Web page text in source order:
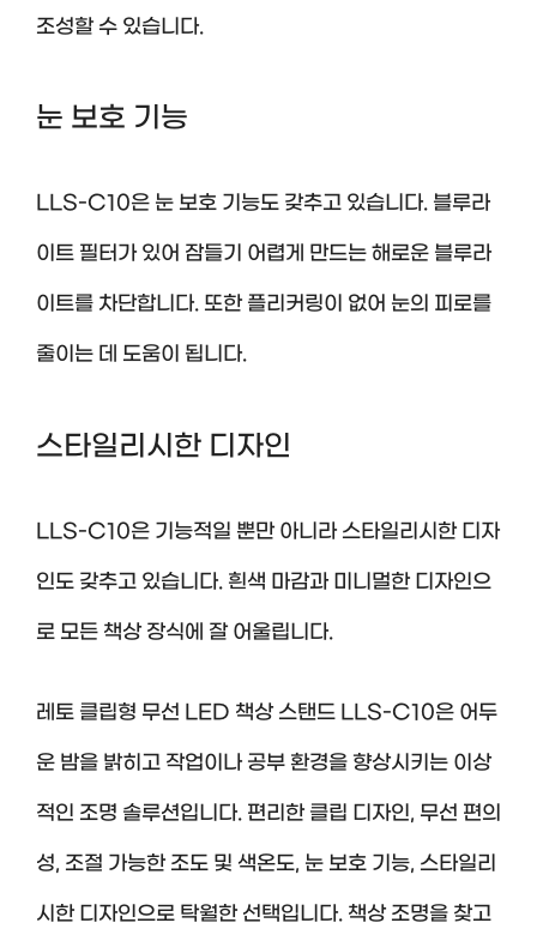
조성할 수 있습니다.
눈 보호 기능
LLS-C10은 눈 보호 기능도 갖추고 있습니다. 블루라
이트 필터가 있어 잠들기 어렵게 만드는 해로운 블루라
이트를 차단합니다. 또한 플리커링이 없어 눈의 피로를
줄이는 데 도움이 됩니다.
스타일리시한 디자인
LLS-C10은 기능적일 뿐만 아니라 스타일리시한 디자
인도 갖추고 있습니다. 흰색 마감과 미니멀한 디자인으
로 모든 책상 장식에 잘 어울립니다.
레토 클립형 무선 LED 책상 스탠드 LLS-C10은 어두
운 밤을 밝히고 작업이나 공부 환경을 향상시키는 이상
적인 조명 솔루션입니다. 편리한 클립 디자인, 무선 편의
성, 조절 가능한 조도 및 색온도, 눈 보호 기능, 스타일리
시한 디자인으로 탁월한 선택입니다. 책상 조명을 찾고